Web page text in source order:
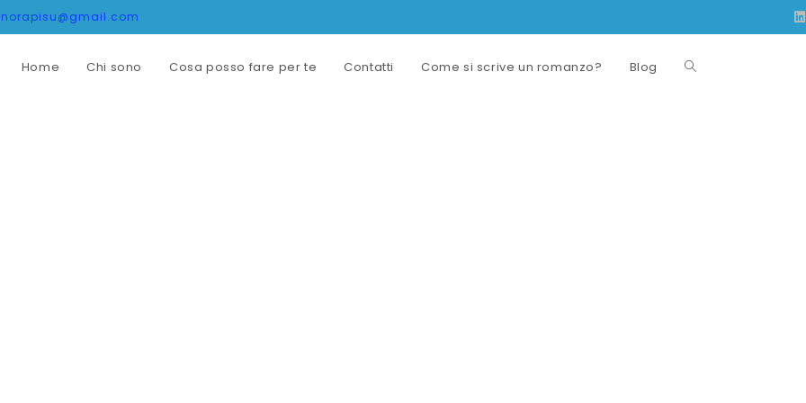
Home Chi sono Cosa posso fare per te Contatti Come si scrive un romanzo? Blog Attiva/disattiva